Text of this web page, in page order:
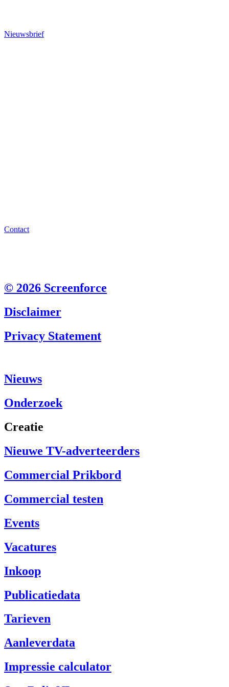
Nieuwsbrief
Contact
© 2026 Screenforce
Disclaimer
Privacy Statement
Nieuws
Onderzoek
Creatie
Nieuwe TV-adverteerders
Commercial Prikbord
Commercial testen
Events
Vacatures
Inkoop
Publicatiedata
Tarieven
Aanleverdata
Impressie calculator